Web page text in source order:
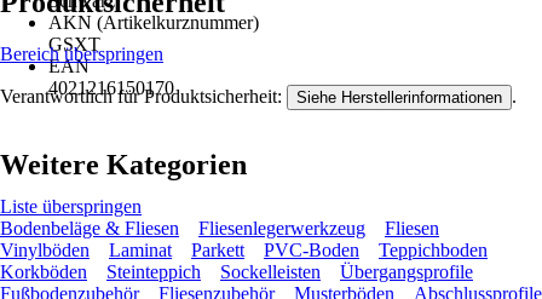
AKN (Artikelkurznummer)
GSXT
EAN
4021216150170
Bereich überspringen
Verantwortlich für Produktsicherheit: Siehe Herstellerinformationen .
Weitere Kategorien
Liste überspringen
Bodenbeläge & Fliesen
Fliesenlegerwerkzeug
Fliesen
Vinylböden
Laminat Parkett PVC-Boden
Teppichboden
Korkböden
Steinteppich Sockelleisten
Übergangsprofile
Fußbodenzubehör
Fliesenzubehör Musterböden Abschlussprofile